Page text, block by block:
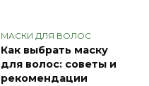
МАСКИ ДЛЯ ВОЛОС
Как выбрать маску
для волос: советы и
рекомендации